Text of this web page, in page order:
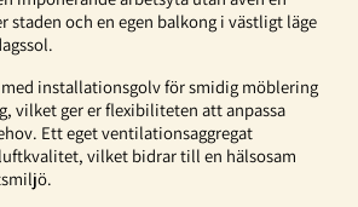
staden och en egen balkong i västligt läge
installationsgolv för smidig möblering
vilket ger er flexibiliteten att anpassa
Ett eget ventilationsaggregat
vilket bidrar till en hälsosam